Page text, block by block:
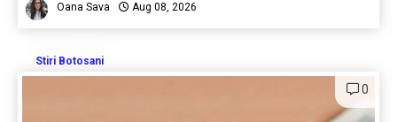
Oana Sava Aug 08, 2026
Stiri Botosani
0